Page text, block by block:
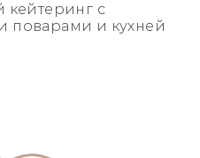
кейтеринг с
поварами и кухней